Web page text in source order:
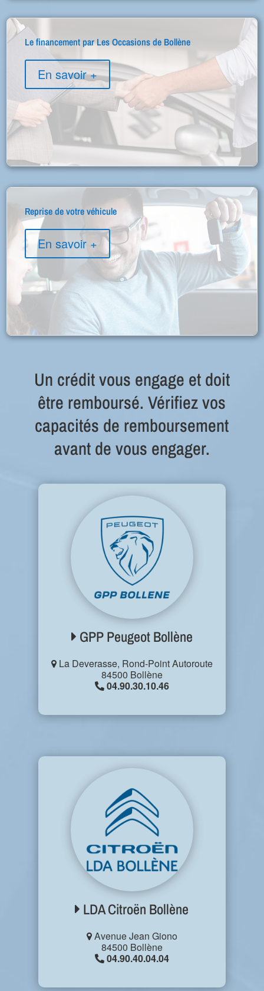
Le financement par Les Occasions de Bollène
En savoir +
Reprise de votre véhicule
En savoir +
Un crédit vous engage et doit
être remboursé. Vérifiez vos
capacités de remboursement
avant de vous engager.
GPP Peugeot Bollène
La Deverasse, Rond-Point Autoroute
84500 Bollène
04.90.30.10.46
LDA Citroën Bollène
Avenue Jean Giono
84500 Bollène
04.90.40.04.04